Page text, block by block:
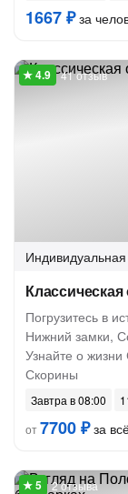
1667 ₽за
41 отзыв
Индивидуальная
Погрузитесь в
Нижний замки,
Узнайте о
Скорины
Завтра в 08:00
от7700 ₽за
2 отзыва